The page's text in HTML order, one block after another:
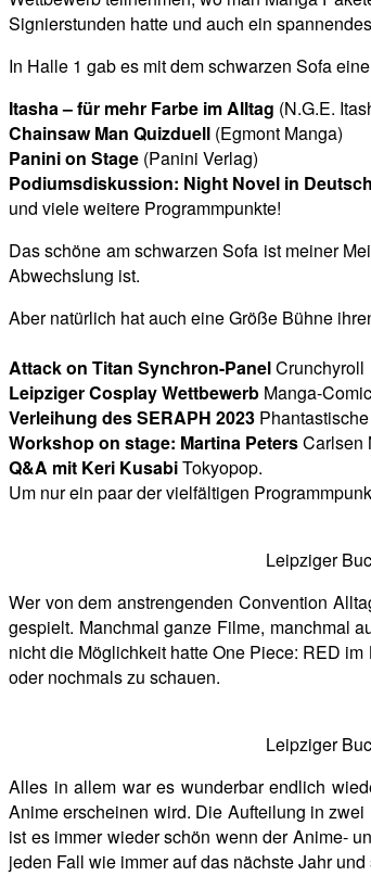
Signierstunden hatte und auch ein
In Halle 1 gab es mit dem schwarzen Sofa
Itasha – für mehr Farbe im Alltag (N.G.E.
Chainsaw Man Quizduell (Egmont Manga)
Panini on Stage (Panini Verlag)
Podiumsdiskussion: Night Novel in
und viele weitere Programmpunkte!
Das schöne am schwarzen Sofa ist meiner
Abwechslung ist.
Aber natürlich hat auch eine Größe Bühne
Attack on Titan Synchron-Panel
Leipziger Cosplay Wettbewerb
Verleihung des SERAPH 2023
Workshop on stage: Martina Peters
Q&A mit Keri KusabiTokyopop.
Um nur ein paar der vielfältigen
Leipziger
Wer von dem anstrengenden Convention
gespielt. Manchmal ganze Filme, manchmal
nicht die Möglichkeit hatte One Piece: RED
oder nochmals zu schauen.
Leipziger
Alles in allem war es wunderbar endlich
Anime erscheinen wird. Die Aufteilung in
ist es immer wieder schön wenn der Anime-
jeden Fall wie immer auf das nächste Jahr